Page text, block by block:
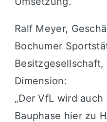
Ralf Meyer,
Bochumer
Dimension:
„Der VfL wird
Bauphase hier zu